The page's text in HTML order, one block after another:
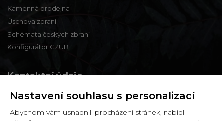
Kamenná prodejna
Úschova zbraní
Schémata českých zbraní
Konfigurátor CZUB
Kontaktní údaje
Zbraně a střelivo Karviná
Nastavení souhlasu s personalizací
Abychom vám usnadnili procházení stránek, nabídli